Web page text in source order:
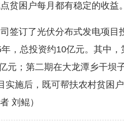
贫困户每月都有稳定的收益。
订了光伏分布式发电项目
，总投资约10亿元。其中
元；第二期在大龙潭乡干
施后，既可帮扶农村贫困
刘鲲）